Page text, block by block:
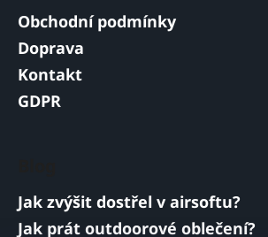
Obchodní podmínky
Doprava
Kontakt
GDPR
Jak zvýšit dostřel v airsoftu?
Jak prát outdoorové oblečení?